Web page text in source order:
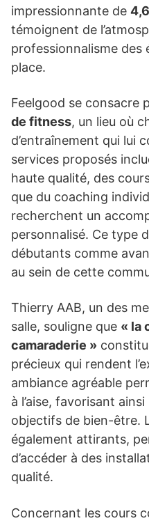
impressionnante de
témoignent de
professionnalisme des
place.
Feelgood se consacre
de fitness, un lieu où
d’entraînement qui lui
services proposés
haute qualité, des
que du coaching
recherchent un
personnalisé. Ce type
débutants comme
au sein de cette
Thierry AAB, un des
salle, souligne que « la
camaraderie »
précieux qui rendent
ambiance agréable
à l’aise, favorisant
objectifs de bien-être.
également attirants,
d’accéder à des
qualité.
Concernant les cours